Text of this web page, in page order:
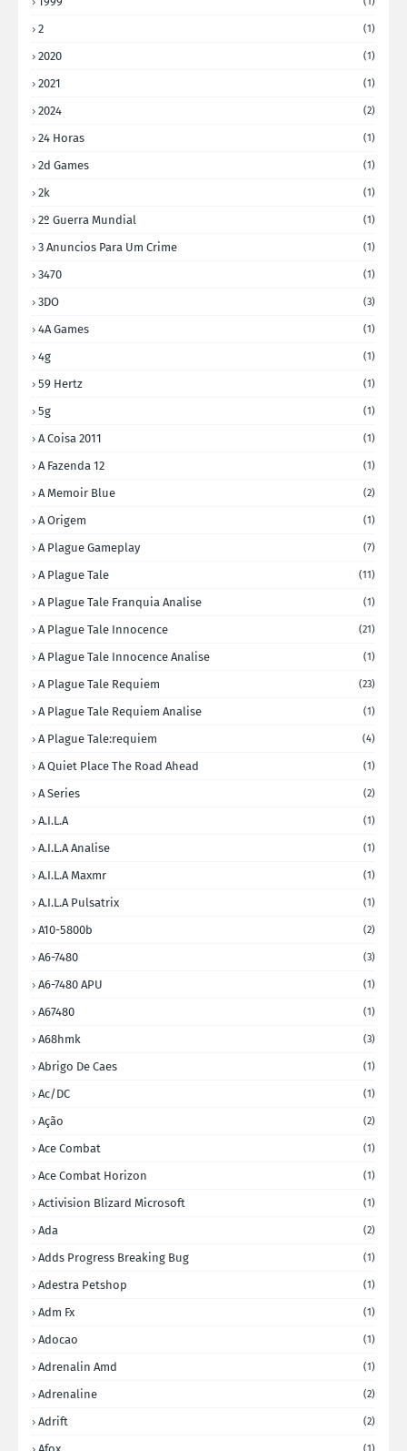
2 (1)
2020 (1)
2021 (1)
2024 (2)
24 Horas (1)
2d Games (1)
2k (1)
2º Guerra Mundial (1)
3 Anuncios Para Um Crime (1)
3470 (1)
3DO (3)
4A Games (1)
4g (1)
59 Hertz (1)
5g (1)
A Coisa 2011 (1)
A Fazenda 12 (1)
A Memoir Blue (2)
A Origem (1)
A Plague Gameplay (7)
A Plague Tale (11)
A Plague Tale Franquia Analise (1)
A Plague Tale Innocence (21)
A Plague Tale Innocence Analise (1)
A Plague Tale Requiem (23)
A Plague Tale Requiem Analise (1)
A Plague Tale:requiem (4)
A Quiet Place The Road Ahead (1)
A Series (2)
A.I.L.A (1)
A.I.L.A Analise (1)
A.I.L.A Maxmr (1)
A.I.L.A Pulsatrix (1)
A10-5800b (2)
A6-7480 (3)
A6-7480 APU (1)
A67480 (1)
A68hmk (3)
Abrigo De Caes (1)
Ac/DC (1)
Ação (2)
Ace Combat (1)
Ace Combat Horizon (1)
Activision Blizard Microsoft (1)
Ada (2)
Adds Progress Breaking Bug (1)
Adestra Petshop (1)
Adm Fx (1)
Adocao (1)
Adrenalin Amd (1)
Adrenaline (2)
Adrift (2)